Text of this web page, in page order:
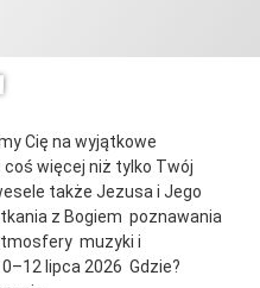
Cię na wyjątkowe
więcej niż tylko Twój
także Jezusa i Jego
z Bogiem poznawania
muzyki i
lipca 2026 Gdzie?